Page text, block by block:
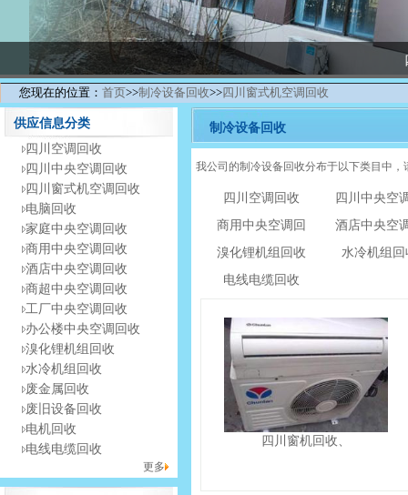
您现在的位置： 首页>>制冷设备回收>>四川窗式机空调回收
供应信息分类
四川空调回收
四川中央空调回收
四川窗式机空调回收
电脑回收
家庭中央空调回收
商用中央空调回收
酒店中央空调回收
商超中央空调回收
工厂中央空调回收
办公楼中央空调回收
溴化锂机组回收
水冷机组回收
废金属回收
废旧设备回收
电机回收
电线电缆回收
更多
制冷设备回收
我公司的制冷设备回收分布于以下类目中，
四川空调回收
四川中央空
商用中央空调回
酒店中央空
溴化锂机组回收
水冷机组回
电线电缆回收
四川窗机回收、